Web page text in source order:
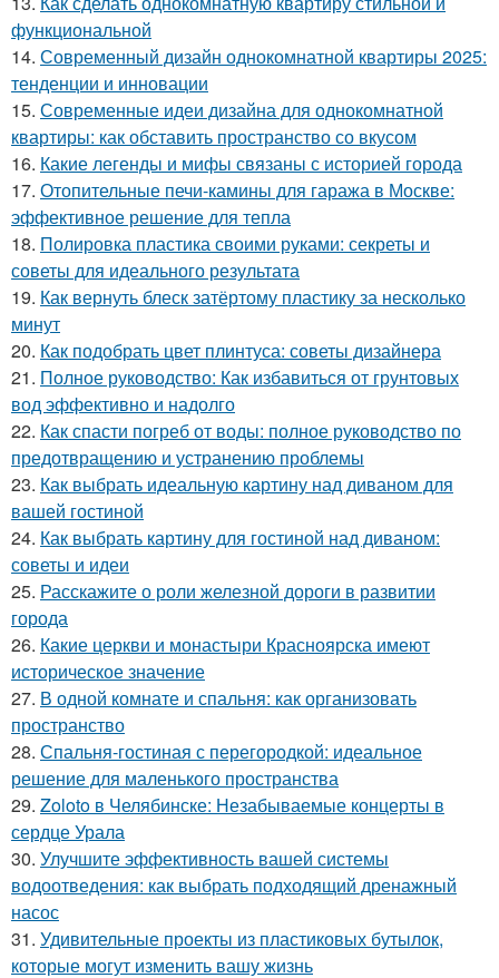
функциональной
14. Современный дизайн однокомнатной квартиры 2025:
тенденции и инновации
15. Современные идеи дизайна для однокомнатной
квартиры: как обставить пространство со вкусом
16. Какие легенды и мифы связаны с историей города
17. Отопительные печи-камины для гаража в Москве:
эффективное решение для тепла
18. Полировка пластика своими руками: секреты и
советы для идеального результата
19. Как вернуть блеск затёртому пластику за несколько
минут
20. Как подобрать цвет плинтуса: советы дизайнера
21. Полное руководство: Как избавиться от грунтовых
вод эффективно и надолго
22. Как спасти погреб от воды: полное руководство по
предотвращению и устранению проблемы
23. Как выбрать идеальную картину над диваном для
вашей гостиной
24. Как выбрать картину для гостиной над диваном:
советы и идеи
25. Расскажите о роли железной дороги в развитии
города
26. Какие церкви и монастыри Красноярска имеют
историческое значение
27. В одной комнате и спальня: как организовать
пространство
28. Спальня-гостиная с перегородкой: идеальное
решение для маленького пространства
29. Zoloto в Челябинске: Незабываемые концерты в
сердце Урала
30. Улучшите эффективность вашей системы
водоотведения: как выбрать подходящий дренажный
насос
31. Удивительные проекты из пластиковых бутылок,
которые могут изменить вашу жизнь